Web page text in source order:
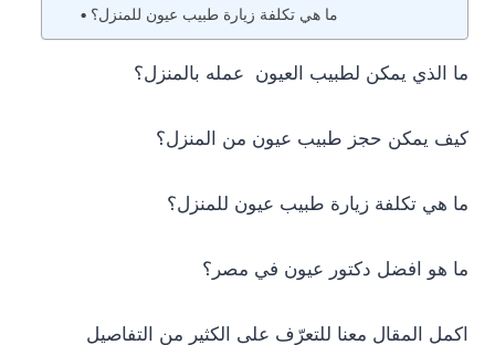
ما هي تكلفة زيارة طبيب عيون للمنزل؟
ما الذي يمكن لطبيب العيون عمله بالمنزل؟
كيف يمكن حجز طبيب عيون من المنزل؟
ما هي تكلفة زيارة طبيب عيون للمنزل؟
ما هو افضل دكتور عيون في مصر؟
اكمل المقال معنا للتعرّف على الكثير من التفاصيل